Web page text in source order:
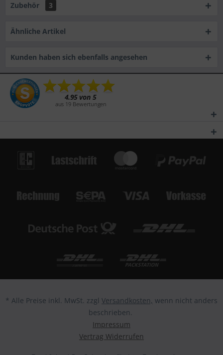
Zubehör 3
Ähnliche Artikel
Kunden haben sich ebenfalls angesehen
* Alle Preise inkl. MwSt. zzgl Versandkosten, wenn nicht anders
beschrieben.
Impressum
Vertrag Widerrufen